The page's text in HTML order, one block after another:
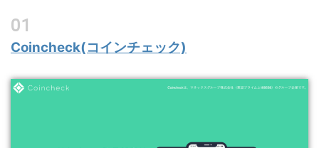
Coincheck(コインチェック)